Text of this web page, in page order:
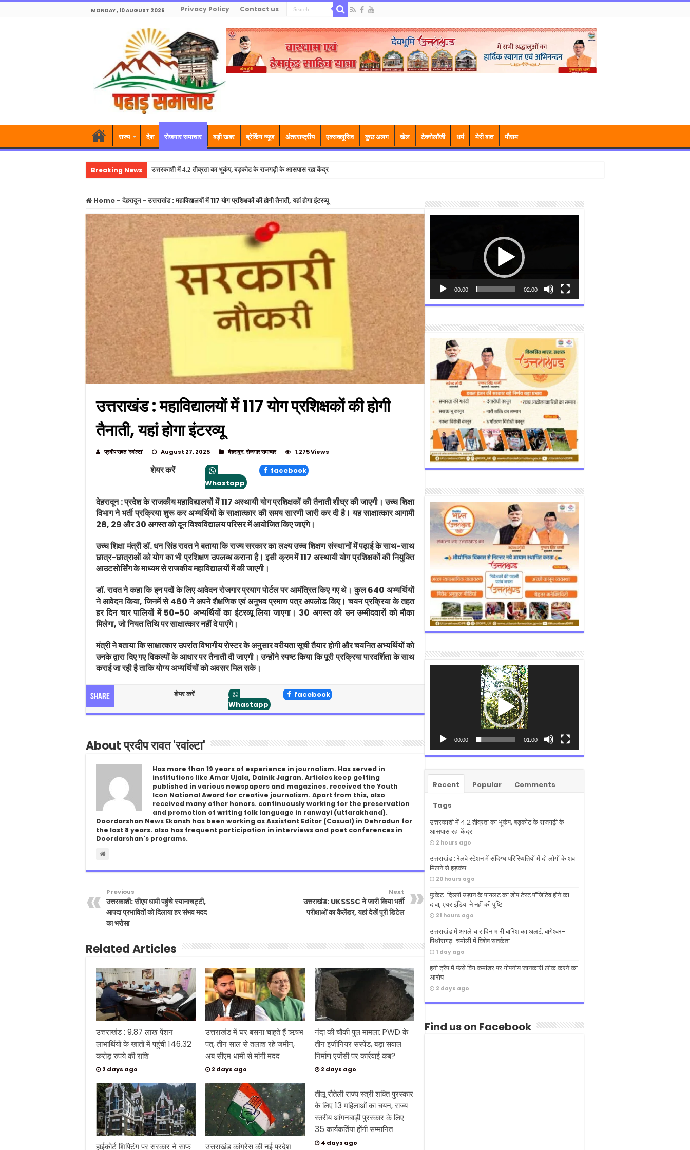
MONDAY , 10 AUGUST 2026 Privacy Policy Contact us
राज्य देश रोजगार समाचार बड़ी खबर ब्रेकिंग न्यूज अंतरराष्ट्रीय एक्सक्लूसिव कुछ अलग खेल टेक्नोलॉजी धर्म मेरी बात मौसम
Breaking News उत्तरकाशी में 4.2 तीव्रता का भूकंप, बड़कोट के राजगढ़ी के आसपास रहा केंद्र
Home - देहरादून - उत्तराखंड : महाविद्यालयों में 117 योग प्रशिक्षकों की होगी तैनाती, यहां होगा इंटरव्यू
उत्तराखंड : महाविद्यालयों में 117 योग प्रशिक्षकों की होगी
तैनाती, यहां होगा इंटरव्यू
प्रदीप रावत 'रवांल्टा' August 27, 2025 देहरादून,रोजगार समाचार 1,275 Views
शेयर करें
Whastapp
facebook
देहरादून : प्रदेश के राजकीय महाविद्यालयों में 117 अस्थायी योग प्रशिक्षकों की तैनाती शीघ्र की जाएगी। उच्च शिक्षा
विभाग ने भर्ती प्रक्रिया शुरू कर अभ्यर्थियों के साक्षात्कार की समय सारणी जारी कर दी है। यह साक्षात्कार आगामी
28, 29 और 30 अगस्त को दून विश्वविद्यालय परिसर में आयोजित किए जाएंगे।
उच्च शिक्षा मंत्री डॉ. धन सिंह रावत ने बताया कि राज्य सरकार का लक्ष्य उच्च शिक्षण संस्थानों में पढ़ाई के साथ-साथ
छात्र-छात्राओं को योग का भी प्रशिक्षण उपलब्ध कराना है। इसी क्रम में 117 अस्थायी योग प्रशिक्षकों की नियुक्ति
आउटसोर्सिंग के माध्यम से राजकीय महाविद्यालयों में की जाएगी।
डॉ. रावत ने कहा कि इन पदों के लिए आवेदन रोजगार प्रयाग पोर्टल पर आमंत्रित किए गए थे। कुल 640 अभ्यर्थियों
ने आवेदन किया, जिनमें से 460 ने अपने शैक्षणिक एवं अनुभव प्रमाण पत्र अपलोड किए। चयन प्रक्रिया के तहत
हर दिन चार पालियों में 50-50 अभ्यर्थियों का इंटरव्यू लिया जाएगा। 30 अगस्त को उन उम्मीदवारों को मौका
मिलेगा, जो नियत तिथि पर साक्षात्कार नहीं दे पाएंगे।
मंत्री ने बताया कि साक्षात्कार उपरांत विभागीय रोस्टर के अनुसार वरीयता सूची तैयार होगी और चयनित अभ्यर्थियों को
उनके द्वारा दिए गए विकल्पों के आधार पर तैनाती दी जाएगी। उन्होंने स्पष्ट किया कि पूरी प्रक्रिया पारदर्शिता के साथ
कराई जा रही है ताकि योग्य अभ्यर्थियों को अवसर मिल सके।
Share
शेयर करें
Whastapp
facebook
About प्रदीप रावत 'रवांल्टा'
Has more than 19 years of experience in journalism. Has served in
institutions like Amar Ujala, Dainik Jagran. Articles keep getting
published in various newspapers and magazines. received the Youth
Icon National Award for creative journalism. Apart from this, also
received many other honors. continuously working for the preservation
and promotion of writing folk language in ranwayi (uttarakhand).
Doordarshan News Ekansh has been working as Assistant Editor (Casual) in Dehradun for
the last 8 years. also has frequent participation in interviews and poet conferences in
Doordarshan's programs.
Previous
उत्तरकाशी: सीएम धामी पहुंचे स्यानाचट्टी,
आपदा प्रभावितों को दिलाया हर संभव मदद
का भरोसा
Next
उत्तराखंड: UKSSSC ने जारी किया भर्ती
परीक्षाओं का कैलेंडर, यहां देखें पूरी डिटेल
Related Articles
उत्तराखंड : 9.87 लाख पेंशन
लाभार्थियों के खातों में पहुंची 146.32
करोड़ रुपये की राशि
2 days ago
उत्तराखंड में घर बसना चाहते हैं ऋषभ
पंत, तीन साल से तलाश रहे जमीन,
अब सीएम धामी से मांगी मदद
2 days ago
नंदा की चौकी पुल मामला: PWD के
तीन इंजीनियर सस्पेंड, बड़ा सवाल
निर्माण एजेंसी पर कार्रवाई कब?
2 days ago
हाईकोर्ट शिफ्टिंग पर सरकार ने साफ उत्तराखंड कांग्रेस की नई प्रदेश
तीलू रौतेली राज्य स्त्री शक्ति पुरस्कार
के लिए 13 महिलाओं का चयन, राज्य
स्तरीय आंगनबाड़ी पुरस्कार के लिए
35 कार्यकर्तियां होंगी सम्मानित
4 days ago
00:00 02:00
00:00 01:00
Recent Popular Comments
Tags
उत्तरकाशी में 4.2 तीव्रता का भूकंप, बड़कोट के राजगढ़ी के
आसपास रहा केंद्र
2 hours ago
उत्तराखंड : रेलवे स्टेशन में संदिग्ध परिस्थितियों में दो लोगों के शव
मिलने से हड़कंप
20 hours ago
फुकेट-दिल्ली उड़ान के पायलट का डोप टेस्ट पॉजिटिव होने का
दावा, एयर इंडिया ने नहीं की पुष्टि
21 hours ago
उत्तराखंड में अगले चार दिन भारी बारिश का अलर्ट, बागेश्वर-
पिथौरागढ़-चमोली में विशेष सतर्कता
1 day ago
हनी ट्रैप में फंसे विंग कमांडर पर गोपनीय जानकारी लीक करने का
आरोप
2 days ago
Find us on Facebook